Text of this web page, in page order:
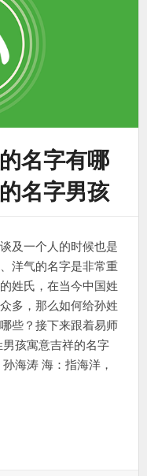
名字有哪
名字男孩
及一个人的时候也是
洋气的名字是非常重
姓氏，在当今中国姓
多，那么如何给孙姓
些？接下来跟着易师
孩寓意吉祥的名字
海涛 海：指海洋，
的名字有哪些？孙姓独一